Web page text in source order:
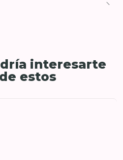
interesarte
estos